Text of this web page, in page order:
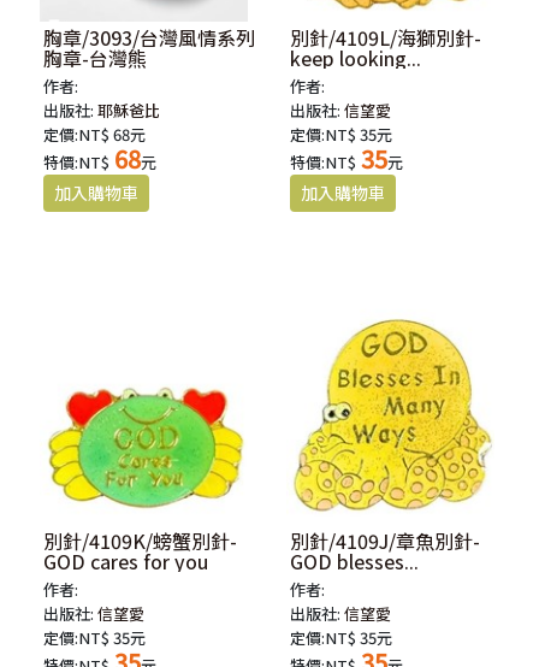
胸章/3093/台灣風情系列
胸章-台灣熊
作者:
出版社:耶穌爸比
定價:NT$ 68元
特價:NT$ 68元
別針/4109L/海獅別針-
keep looking...
作者:
出版社:信望愛
定價:NT$ 35元
特價:NT$ 35元
別針/4109K/螃蟹別針-
GOD cares for you
作者:
出版社:信望愛
定價:NT$ 35元
別針/4109J/章魚別針-
GOD blesses...
作者:
出版社:信望愛
定價:NT$ 35元